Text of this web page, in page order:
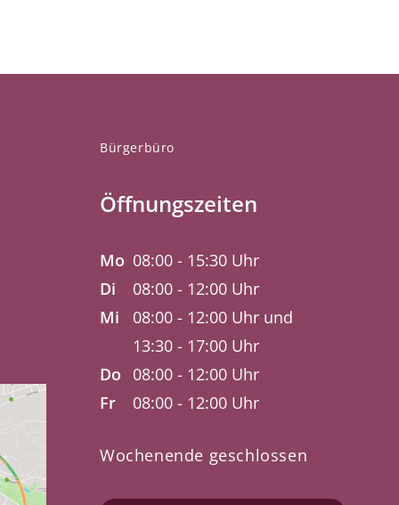
Bürgerbüro
Öffnungszeiten
Mo 08:00 - 15:30 Uhr
Di
08:00 - 12:00 Uhr
Mi
08:00 - 12:00 Uhr und
13:30 - 17:00 Uhr
Do
08:00 - 12:00 Uhr
Fr
08:00 - 12:00 Uhr
Wochenende geschlossen